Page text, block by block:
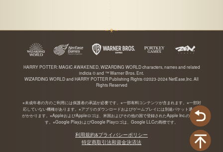
HARRY POTTER: MAGIC AWAKENED, WIZARDING WORLD characters, names and related
indicia © and ™ Warner Bros. Ent.
WIZARDING WORLD and HARRY POTTER Publishing Rights ©2023-2024 NetEase,Inc. All
Rights Reserved
※未成年者の方のご利用には保護者の承認が必要です。※一部有料コンテンツが含まれます。※一部対
応していない機種があります。※アプリのダウンロードおよびゲームプレイには別途パケット通信料
がかかります。※AppleおよびAppleロゴは、米国およびその他の国で登録されたApple Inc.の商標で
す。※Google PlayおよびGoogle Playロゴは、Google LLCの商標です。
利用規約&プライバシーポリシー
特定商取引法和資金決済法